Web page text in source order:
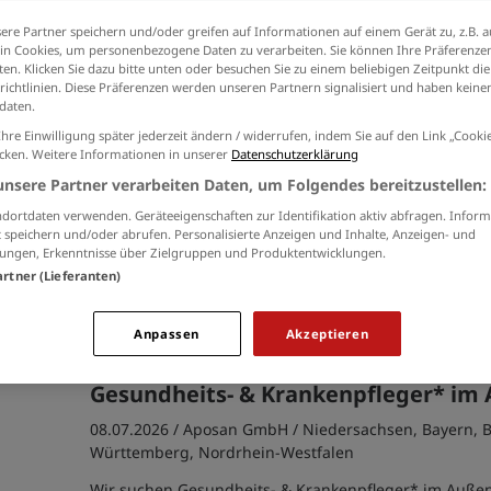
Ich willige in die Verarbeitung meiner Daten
derDatenschutzinformationenein.
Gesundheits- und Krankenpfleger/
Pflegefachkraft (m/w/d)
04.08.2026 /BS Breitkreuz GmbH Care / Berlin,
Aachen, Karlsruhe
Gesundheits- und Krankenpfleger gesucht! Arbeiten
Gesundheits- & Krankenpfleger* im
08.07.2026 /Aposan GmbH / Niedersachsen, Bayern,
Württemberg, Nordrhein-Westfalen
Partner speichern und/oder greifen auf Informationen auf einem Gerät zu, z.B.
Cookies, um personenbezogene Daten zu verarbeiten. Sie können Ihre
Klicken Sie dazu bitte unten oder besuchen Sie zu einem beliebigen Zeitpunkt
Diese Präferenzen werden unseren Partnern signalisiert und haben
Einwilligung später jederzeit ändern / widerrufen, indem Sie auf den Link
Weitere Informationen in unserer Datenschutzerklärung
Partner verarbeiten Daten, um Folgendes bereitzustellen:
verwenden. Geräteeigenschaften zur Identifikation aktiv abfragen.
speichern und/oder abrufen. Personalisierte Anzeigen und Inhalte, Anzeigen- und
Erkenntnisse über Zielgruppen und Produktentwicklungen.
(Lieferanten)
Akzeptieren
Anpassen